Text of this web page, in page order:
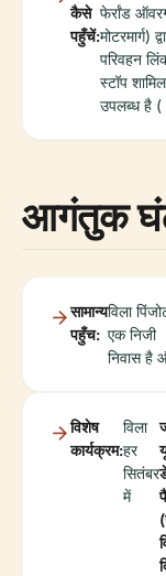
कैसे
पहुँचें:
फेर्रांड
मोटरमार्ग)
परिवहन
स्टॉप
उपलब्ध है (
आगंतुक
सामान्य
पहुँच:
विला
एक निजी
निवास है
विशेष
कार्यक्रम:
विला
हर
सितंबर
में